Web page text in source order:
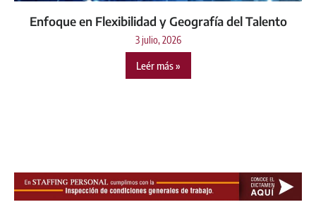
Enfoque en Flexibilidad y Geografía del Talento
3 julio, 2026
Leér más »